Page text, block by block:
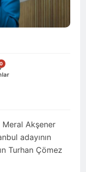
Meral Akşener
adayının
Turhan Çömez
0